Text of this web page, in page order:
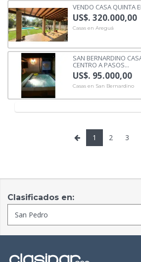
VENDO CASA QUINTA
US$. 320.000,00
Casas en Areguá
SAN BERNARDINO
CENTRO A PASOS...
US$. 95.000,00
Casas en San Bernardino
1 2 3
Clasificados en: